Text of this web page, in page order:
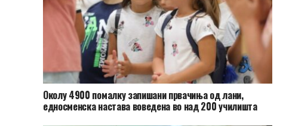
Околу 4900 помалку запишани првачиња од лани,
едносменска настава воведена во над 200 училишта